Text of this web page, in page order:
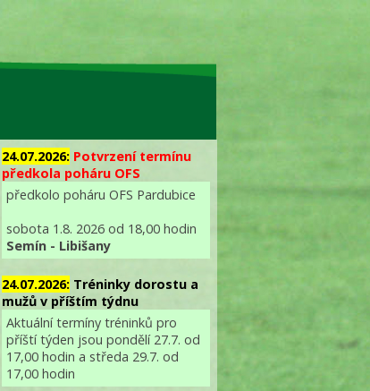
24.07.2026: Potvrzení termínu
předkola poháru OFS
předkolo poháru OFS Pardubice
sobota 1.8. 2026 od 18,00 hodin
Semín - Libišany
24.07.2026: Tréninky dorostu a
mužů v příštím týdnu
Aktuální termíny tréninků pro
příští týden jsou pondělí 27.7. od
17,00 hodin a středa 29.7. od
17,00 hodin